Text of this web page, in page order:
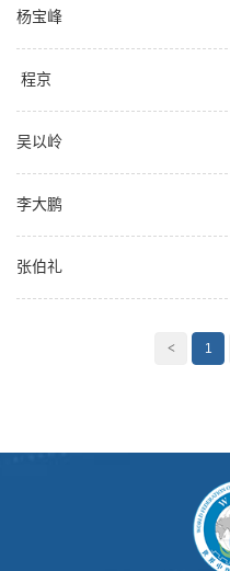
杨宝峰
程京
吴以岭
李大鹏
张伯礼
< 1